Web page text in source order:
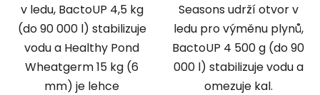
v ledu, BactoUP 4,5 kg
(do 90 000 l) stabilizuje
vodu a Healthy Pond
Wheatgerm 15 kg (6
mm) je lehce
Seasons udrží otvor v
ledu pro výměnu plynů,
BactoUP 4 500 g (do 90
000 l) stabilizuje vodu a
omezuje kal.